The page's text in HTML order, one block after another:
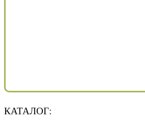
КАТАЛОГ: